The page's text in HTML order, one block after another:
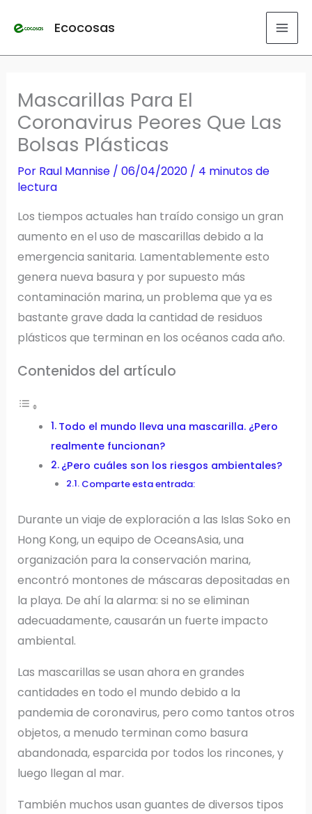
Ecocosas
Mascarillas Para El
Coronavirus Peores Que Las
Bolsas Plásticas
Por Raul Mannise / 06/04/2020 / 4 minutos de
lectura
Los tiempos actuales han traído consigo un gran
aumento en el uso de mascarillas debido a la
emergencia sanitaria. Lamentablemente esto
genera nueva basura y por supuesto más
contaminación marina, un problema que ya es
bastante grave dada la cantidad de residuos
plásticos que terminan en los océanos cada año.
Contenidos del artículo
Todo el mundo lleva una mascarilla. ¿Pero
realmente funcionan?
¿Pero cuáles son los riesgos ambientales?
Comparte esta entrada:
Durante un viaje de exploración a las Islas Soko en
Hong Kong, un equipo de OceansAsia, una
organización para la conservación marina,
encontró montones de máscaras depositadas en
la playa. De ahí la alarma: si no se eliminan
adecuadamente, causarán un fuerte impacto
ambiental.
Las mascarillas se usan ahora en grandes
cantidades en todo el mundo debido a la
pandemia de coronavirus, pero como tantos otros
objetos, a menudo terminan como basura
abandonada, esparcida por todos los rincones, y
luego llegan al mar.
También muchos usan guantes de diversos tipos